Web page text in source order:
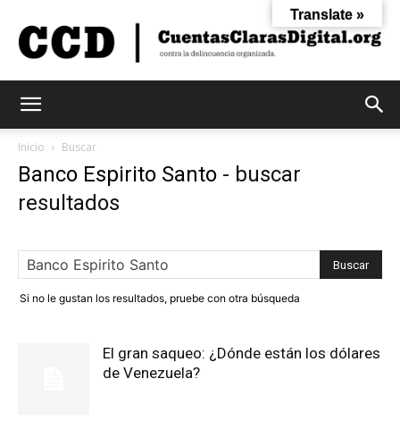
Digital
Inicio Buscar
Banco Espirito Santo - buscar
resultados
Si no le gustan los resultados, pruebe con otra búsqueda
El gran saqueo: ¿Dónde están los dólares
de Venezuela?
Translate »